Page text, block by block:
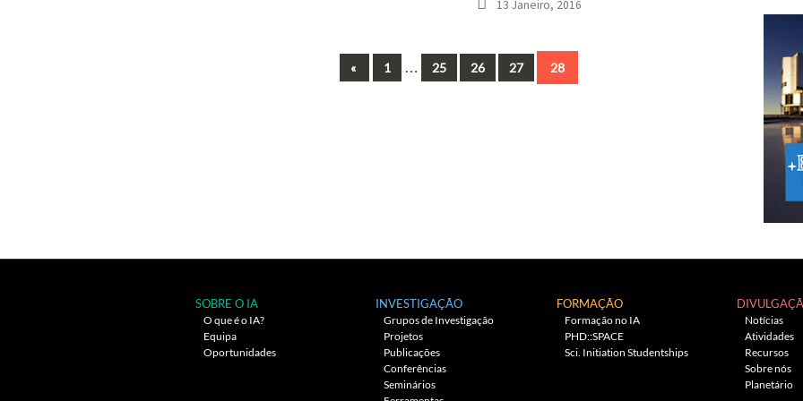
13 Janeiro, 2016
« Previous
1 … 25 26 27 28
SOBRE O IA
O que é o IA?
Equipa
Oportunidades
INVESTIGAÇÃO
Grupos de Investigação
Projetos
Publicações
Conferências
Seminários
FORMAÇÃO
Formação no IA
PHD::SPACE
Sci. Initiation Studentships
Notícias
Atividades
Recursos
Sobre nós
Planetário